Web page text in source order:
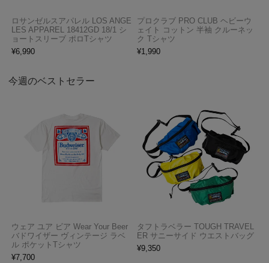
ロサンゼルスアパレル LOS ANGE
LES APPAREL 18412GD 18/1 シ
ョートスリーブ ポロTシャツ
¥6,990
プロクラブ PRO CLUB ヘビーウ
ェイト コットン 半袖 クルーネッ
ク Tシャツ
¥1,990
今週のベストセラー
ウェア ユア ビア Wear Your Beer
バドワイザー ヴィンテージ ラベ
ル ポケットTシャツ
¥7,700
タフトラベラー TOUGH TRAVEL
ER サニーサイド ウエストバッグ
¥9,350